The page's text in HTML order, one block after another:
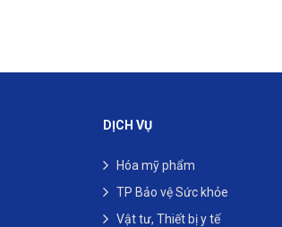
DỊCH VỤ
Hóa mỹ phẩm
TP Bảo vệ Sức khỏe
Vật tư, Thiết bị y tế